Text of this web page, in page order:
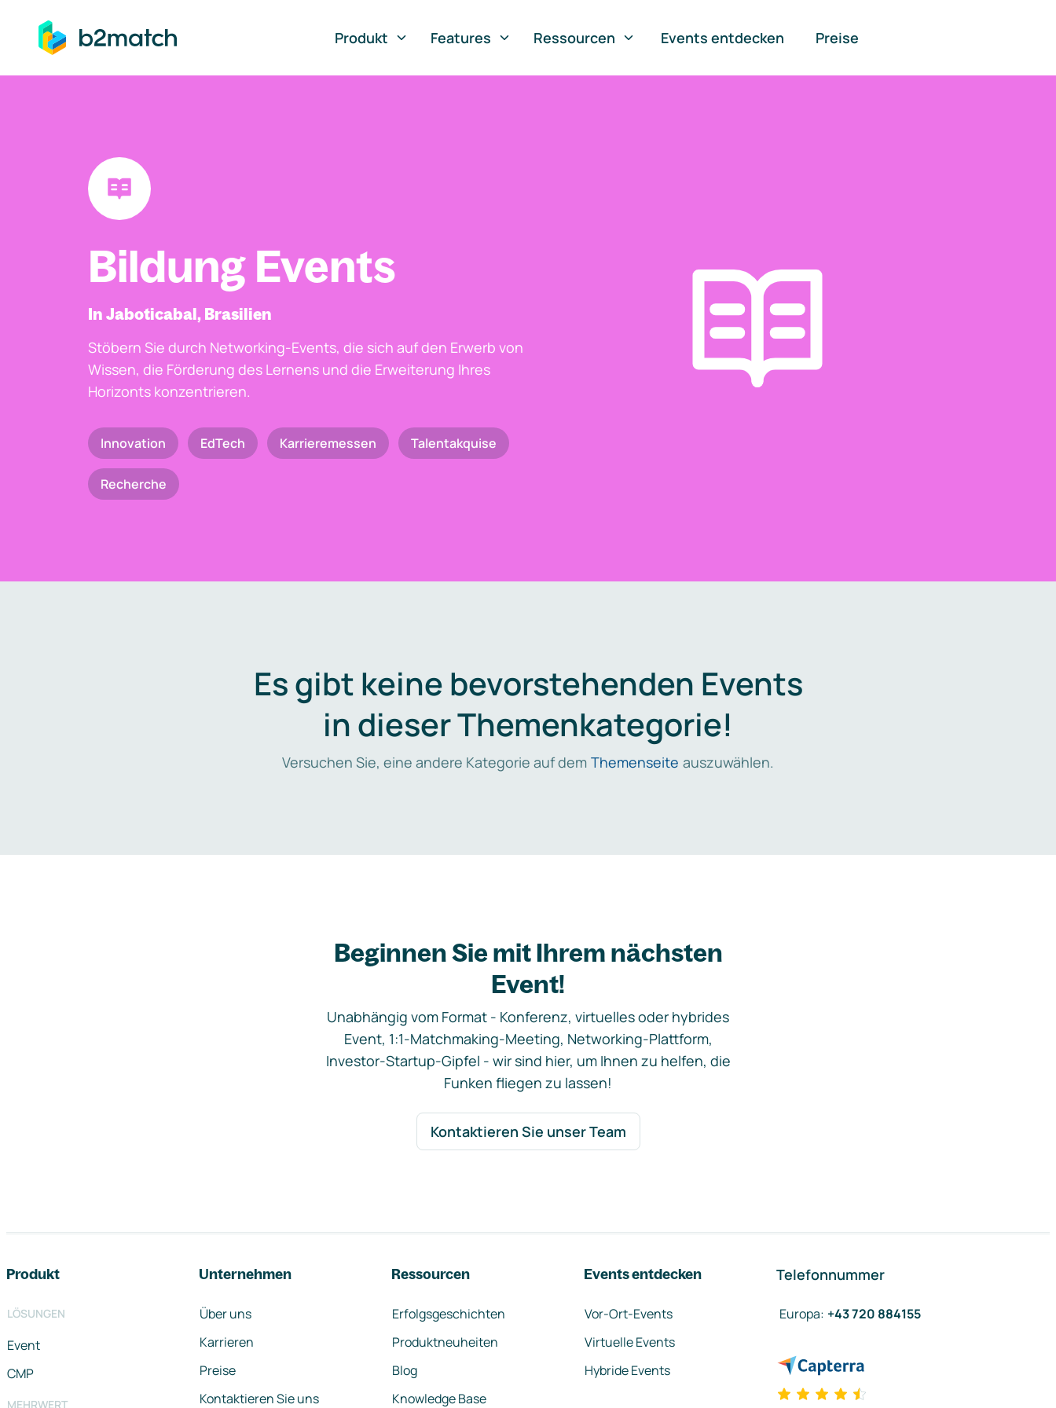
springen
Produkt
Features Ressourcen Events entdecken Preise
Bildung Events
In Jaboticabal, Brasilien
Stöbern Sie durch Networking-Events, die sich auf den Erwerb von
Wissen, die Förderung des Lernens und die Erweiterung Ihres
Horizonts konzentrieren.
Innovation EdTech Karrieremessen Talentakquise
Recherche
Es gibt keine bevorstehenden Events
in dieser Themenkategorie!
Versuchen Sie, eine andere Kategorie auf dem Themenseite auszuwählen.
Beginnen Sie mit Ihrem nächsten
Event!
Unabhängig vom Format - Konferenz, virtuelles oder hybrides
Event, 1:1-Matchmaking-Meeting, Networking-Plattform,
Investor-Startup-Gipfel - wir sind hier, um Ihnen zu helfen, die
Funken fliegen zu lassen!
Kontaktieren Sie unser Team
Produkt
LÖSUNGEN
Event
CMP
MEHRWERT
Unternehmen
Über uns
Karrieren
Preise
Kontaktieren Sie uns
Ressourcen
Erfolgsgeschichten
Produktneuheiten
Blog
Knowledge Base
Events entdecken
Vor-Ort-Events
Virtuelle Events
Hybride Events
Telefonnummer
Europa: +43 720 884155